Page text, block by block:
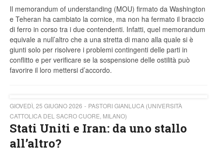
Il memorandum of understanding (MOU) firmato da Washington
e Teheran ha cambiato la cornice, ma non ha fermato il braccio
di ferro in corso tra i due contendenti. Infatti, quel memorandum
equivale a null’altro che a una stretta di mano alla quale si è
giunti solo per risolvere i problemi contingenti delle parti in
conflitto e per verificare se la sospensione delle ostilità può
favorire il loro mettersi d’accordo.
GIOVEDÌ, 25 GIUGNO 2026
PASTORI GIANLUCA (UNIVERSITÀ
CATTOLICA DEL SACRO CUORE, MILANO)
Stati Uniti e Iran: da uno stallo
all’altro?